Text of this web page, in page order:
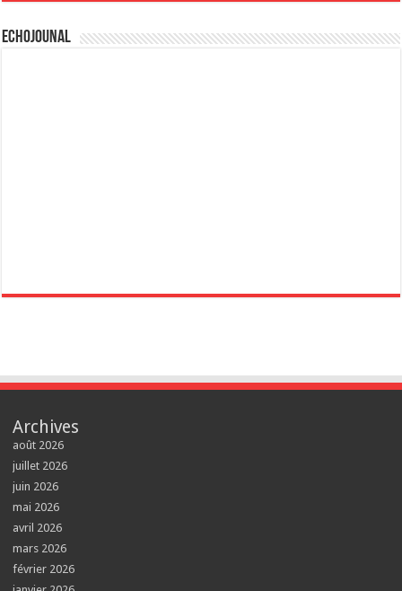
Echojounal
Archives
août 2026
juillet 2026
juin 2026
mai 2026
avril 2026
mars 2026
février 2026